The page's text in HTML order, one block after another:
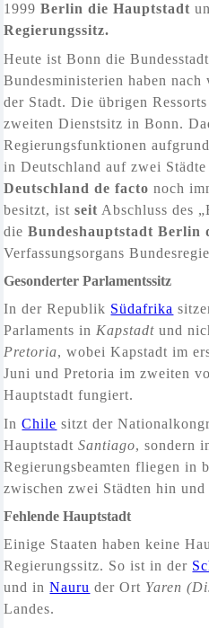
1999Berlin die Hauptstadt
Regierungssitz.
Heute ist Bonn die
Bundesministerien haben
der Stadt. Die übrigen
zweiten Dienstsitz in Bonn.
Regierungsfunktionen
in Deutschland auf zwei
Deutschland de facto noch
besitzt, istseit Abschluss des
dieBundeshauptstadt Berlin
Verfassungsorgans
Gesonderter Parlamentssitz
In der Republik Südafrika
Parlaments in Kapstadt und
Pretoria, wobei Kapstadt im
Juni und Pretoria im zweiten
Hauptstadt fungiert.
InChile sitzt der
HauptstadtSantiago, sondern
Regierungsbeamten fliegen in
zwischen zwei Städten hin und
Fehlende Hauptstadt
Einige Staaten haben keine
Regierungssitz. So ist in der
und inNauru der Ort Yaren
Landes.